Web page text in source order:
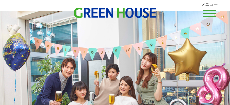
メニュー